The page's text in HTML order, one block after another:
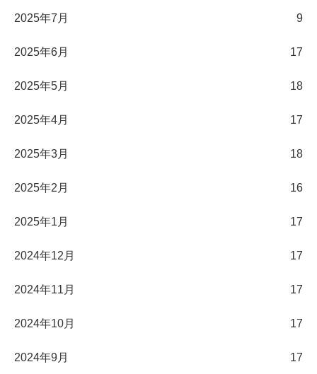
2025年7月 9
2025年6月 17
2025年5月 18
2025年4月 17
2025年3月 18
2025年2月 16
2025年1月 17
2024年12月 17
2024年11月 17
2024年10月 17
2024年9月 17